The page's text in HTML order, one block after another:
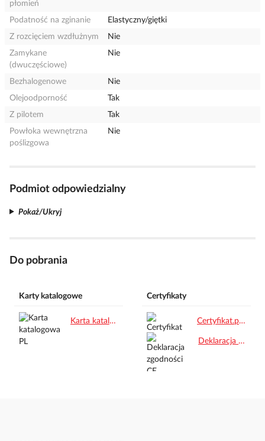
płomień
Podatność na zginanie
Elastyczny/giętki
Z rozcięciem wzdłużnym
Nie
Zamykane
(dwuczęściowe)
Nie
Bezhalogenowe
Nie
Olejoodporność
Tak
Z pilotem
Tak
Powłoka wewnętrzna
poślizgowa
Nie
Podmiot odpowiedzialny
Pokaż/Ukryj
Do pobrania
Karty katalogowe
Karta katalogowa PL.pdf
Certyfikaty
Certyfikat.pdf
Deklaracja zgodności CE.pdf